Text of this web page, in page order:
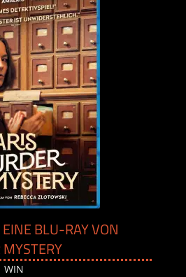
BLU-RAY VON
Desiree
WIN